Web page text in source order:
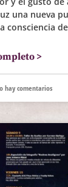
una nueva
consciencia de
>
hay comentarios